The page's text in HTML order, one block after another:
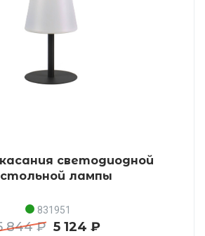
светодиодной
лампы
831951
844 ₽ 5 124 ₽